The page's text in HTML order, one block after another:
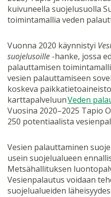
kuivuneella suojelusuolla
toimintamallia veden
Vuonna 2020 käynnistyi
suojelusoille -hanke, jossa
palauttamisen
vesien palauttamiseen
koskeva
karttapalveluunVeden
Vuosina 2020–2025 Tapio
250 potentiaalista
Vesien palauttaminen
usein suojelualueen
Metsähallituksen
Vesienpalautus voidaan
suojelualueiden